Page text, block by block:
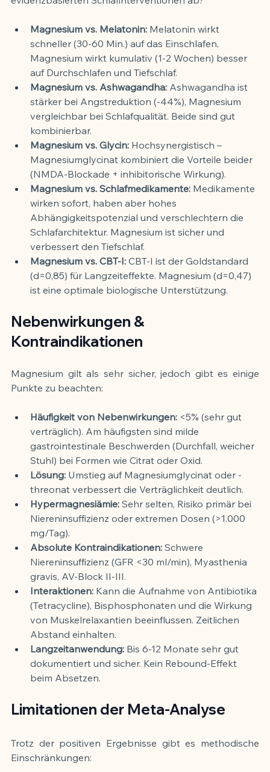
Magnesium vs. Melatonin: Melatonin wirkt
schneller (30-60 Min.) auf das Einschlafen,
Magnesium wirkt kumulativ (1-2 Wochen) besser
auf Durchschlafen und Tiefschlaf.
Magnesium vs. Ashwagandha: Ashwagandha ist
stärker bei Angstreduktion (-44%), Magnesium
vergleichbar bei Schlafqualität. Beide sind gut
kombinierbar.
Magnesium vs. Glycin: Hochsynergistisch –
Magnesiumglycinat kombiniert die Vorteile beider
(NMDA-Blockade + inhibitorische Wirkung).
Magnesium vs. Schlafmedikamente: Medikamente
wirken sofort, haben aber hohes
Abhängigkeitspotenzial und verschlechtern die
Schlafarchitektur. Magnesium ist sicher und
verbessert den Tiefschlaf.
Magnesium vs. CBT-I: CBT-I ist der Goldstandard
(d=0,85) für Langzeiteffekte. Magnesium (d=0,47)
ist eine optimale biologische Unterstützung.
Nebenwirkungen &
Kontraindikationen
Magnesium gilt als sehr sicher, jedoch gibt es einige
Punkte zu beachten:
Häufigkeit von Nebenwirkungen: <5% (sehr gut
verträglich). Am häufigsten sind milde
gastrointestinale Beschwerden (Durchfall, weicher
Stuhl) bei Formen wie Citrat oder Oxid.
Lösung: Umstieg auf Magnesiumglycinat oder -
threonat verbessert die Verträglichkeit deutlich.
Hypermagnesiämie: Sehr selten, Risiko primär bei
Niereninsuffizienz oder extremen Dosen (>1.000
mg/Tag).
Absolute Kontraindikationen: Schwere
Niereninsuffizienz (GFR <30 ml/min), Myasthenia
gravis, AV-Block II-III.
Interaktionen: Kann die Aufnahme von Antibiotika
(Tetracycline), Bisphosphonaten und die Wirkung
von Muskelrelaxantien beeinflussen. Zeitlichen
Abstand einhalten.
Langzeitanwendung: Bis 6-12 Monate sehr gut
dokumentiert und sicher. Kein Rebound-Effekt
beim Absetzen.
Limitationen der Meta-Analyse
Trotz der positiven Ergebnisse gibt es methodische
Einschränkungen: